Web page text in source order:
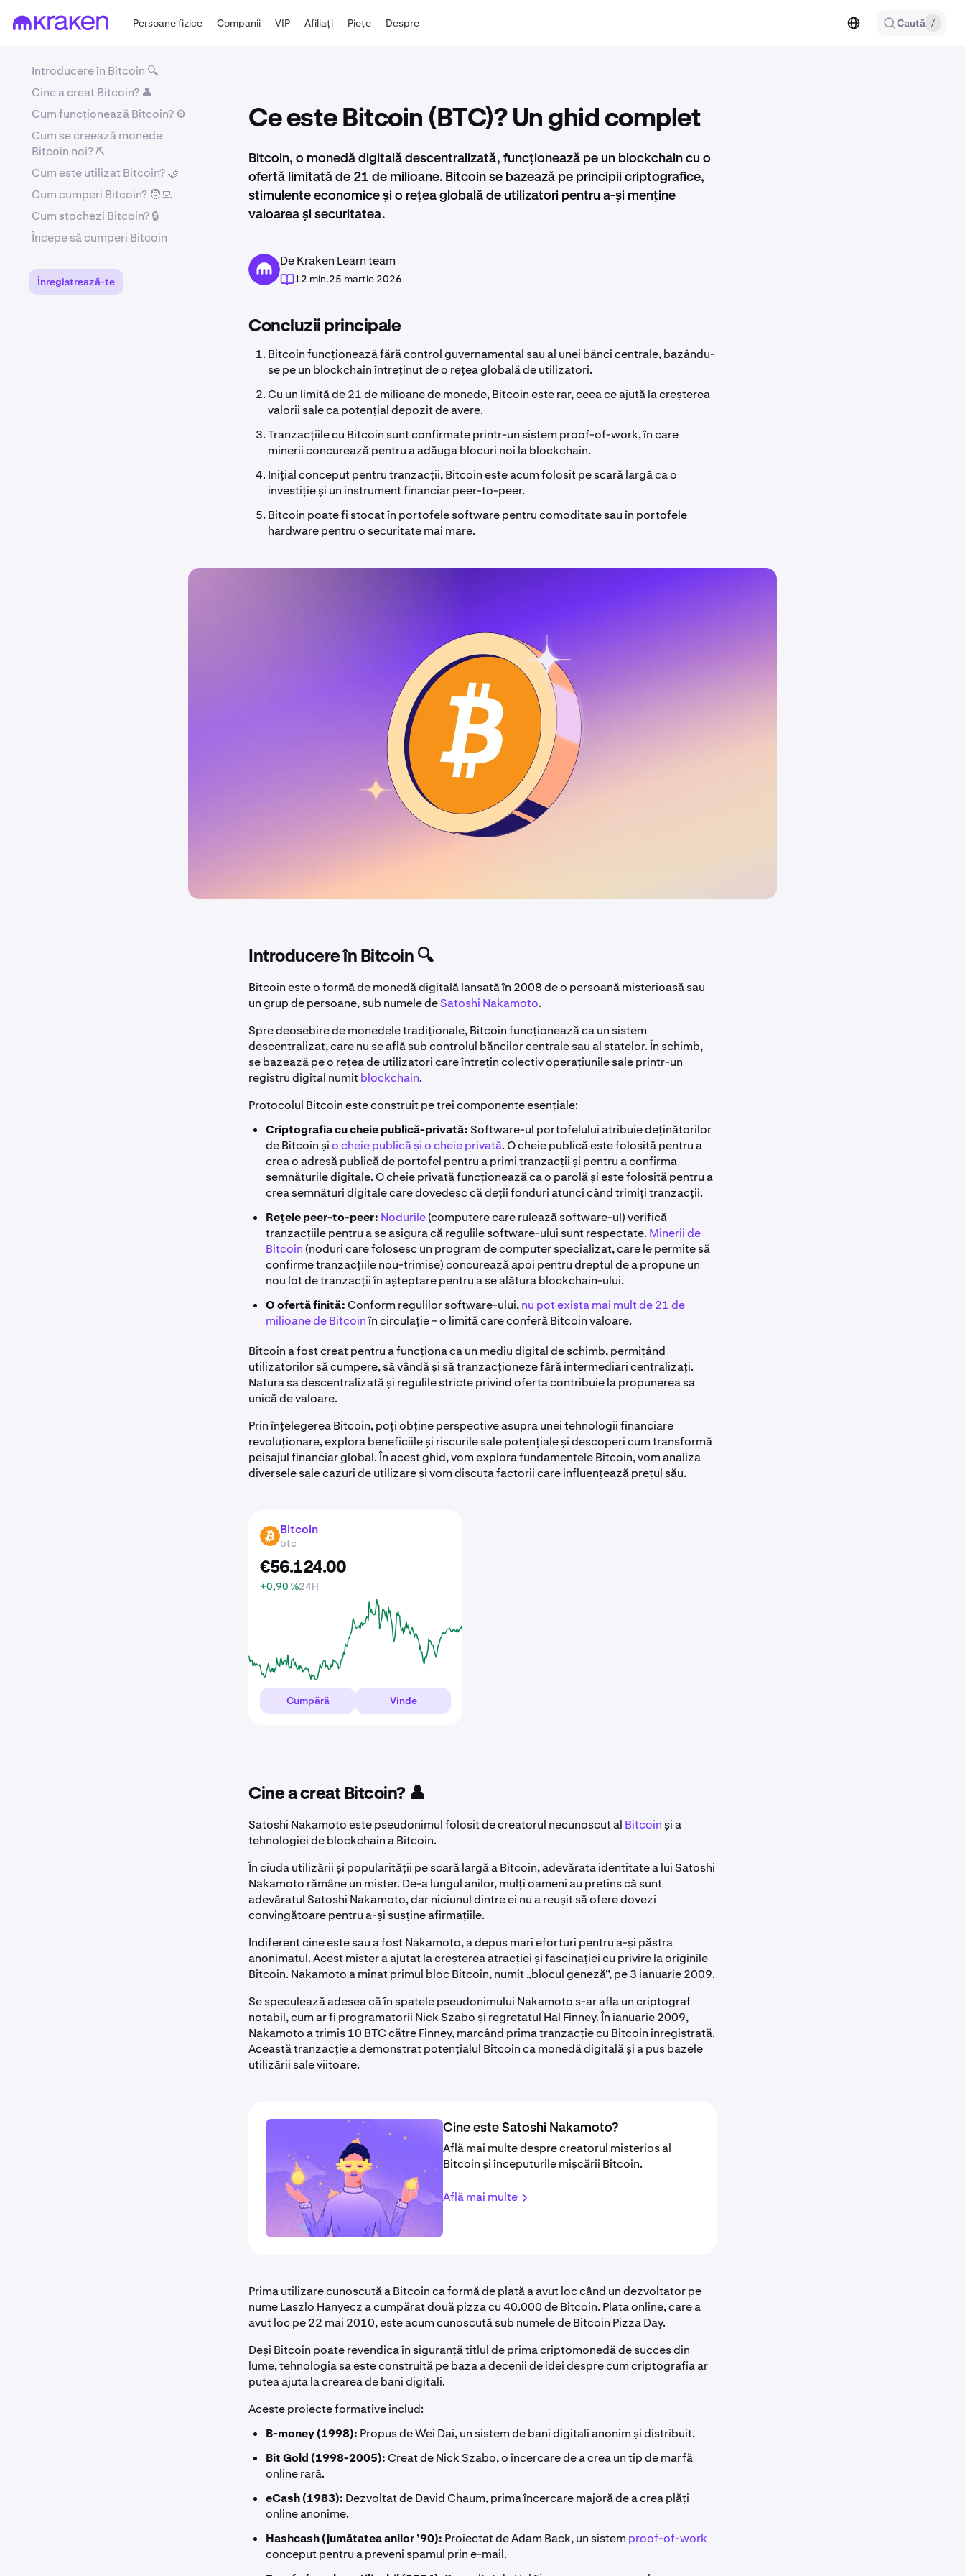
Persoane fizice Companii VIP Afiliați Piețe Despre Caută /
Ce este Bitcoin (BTC)? Un ghid complet
Bitcoin, o monedă digitală descentralizată, funcționează pe un blockchain cu o
ofertă limitată de 21 de milioane. Bitcoin se bazează pe principii criptografice,
stimulente economice și o rețea globală de utilizatori pentru a-și menține
valoarea și securitatea.
De Kraken Learn team
12 min.25 martie 2026
Concluzii principale
Bitcoin funcționează fără control guvernamental sau al unei bănci centrale, bazându-
se pe un blockchain întreținut de o rețea globală de utilizatori.
Cu un limită de 21 de milioane de monede, Bitcoin este rar, ceea ce ajută la creșterea
valorii sale ca potențial depozit de avere.
Tranzacțiile cu Bitcoin sunt confirmate printr-un sistem proof-of-work, în care
minerii concurează pentru a adăuga blocuri noi la blockchain.
Inițial conceput pentru tranzacții, Bitcoin este acum folosit pe scară largă ca o
investiție și un instrument financiar peer-to-peer.
Bitcoin poate fi stocat în portofele software pentru comoditate sau în portofele
hardware pentru o securitate mai mare.
Introducere în Bitcoin 🔍
Bitcoin este o formă de monedă digitală lansată în 2008 de o persoană misterioasă sau
un grup de persoane, sub numele deSatoshi Nakamoto.
Spre deosebire de monedele tradiționale, Bitcoin funcționează ca un sistem
descentralizat, care nu se află sub controlul băncilor centrale sau al statelor. În schimb,
se bazează pe o rețea de utilizatori care întrețin colectiv operațiunile sale printr-un
registru digital numitblockchain.
Protocolul Bitcoin este construit pe trei componente esențiale:
Criptografia cu cheie publică-privată:Software-ul portofelului atribuie deținătorilor
de Bitcoin șio cheie publică și o cheie privată. O cheie publică este folosită pentru a
crea o adresă publică de portofel pentru a primi tranzacții și pentru a confirma
semnăturile digitale. O cheie privată funcționează ca o parolă și este folosită pentru a
crea semnături digitale care dovedesc că deții fonduri atunci când trimiți tranzacții.
Rețele peer-to-peer: Nodurile(computere care rulează software-ul) verifică
tranzacțiile pentru a se asigura că regulile software-ului sunt respectate. Minerii de
Bitcoin (noduri care folosesc un program de computer specializat, care le permite să
confirme tranzacțiile nou-trimise) concurează apoi pentru dreptul de a propune un
nou lot de tranzacții în așteptare pentru a se alătura blockchain-ului.
O ofertă finită:Conform regulilor software-ului,nu pot exista mai mult de 21 de
milioane de Bitcoinîn circulație – o limită care conferă Bitcoin valoare.
Bitcoin a fost creat pentru a funcționa ca un mediu digital de schimb, permițând
utilizatorilor să cumpere, să vândă și să tranzacționeze fără intermediari centralizați.
Natura sa descentralizată și regulile stricte privind oferta contribuie la propunerea sa
unică de valoare.
Prin înțelegerea Bitcoin, poți obține perspective asupra unei tehnologii financiare
revoluționare, explora beneficiile și riscurile sale potențiale și descoperi cum transformă
peisajul financiar global. În acest ghid, vom explora fundamentele Bitcoin, vom analiza
diversele sale cazuri de utilizare și vom discuta factorii care influențează prețul său.
BTC Bitcoin
btc
€56.124.00
+0,90 %24H
Cumpără Vinde
Cine a creat Bitcoin? 👤
Satoshi Nakamoto este pseudonimul folosit de creatorul necunoscut al Bitcoin și a
tehnologiei de blockchain a Bitcoin.
În ciuda utilizării și popularității pe scară largă a Bitcoin, adevărata identitate a lui Satoshi
Nakamoto rămâne un mister. De-a lungul anilor, mulți oameni au pretins că sunt
adevăratul Satoshi Nakamoto, dar niciunul dintre ei nu a reușit să ofere dovezi
convingătoare pentru a-și susține afirmațiile.
Indiferent cine este sau a fost Nakamoto, a depus mari eforturi pentru a-și păstra
anonimatul. Acest mister a ajutat la creșterea atracției și fascinației cu privire la originile
Bitcoin. Nakamoto a minat primul bloc Bitcoin, numit „blocul geneză”, pe 3 ianuarie 2009.
Se speculează adesea că în spatele pseudonimului Nakamoto s-ar afla un criptograf
notabil, cum ar fi programatorii Nick Szabo și regretatul Hal Finney. În ianuarie 2009,
Nakamoto a trimis 10 BTC către Finney, marcând prima tranzacție cu Bitcoin înregistrată.
Această tranzacție a demonstrat potențialul Bitcoin ca monedă digitală și a pus bazele
utilizării sale viitoare.
Cine este Satoshi Nakamoto?
Află mai multe despre creatorul misterios al
Bitcoin și începuturile mișcării Bitcoin.
Află mai multe
Prima utilizare cunoscută a Bitcoin ca formă de plată a avut loc când un dezvoltator pe
nume Laszlo Hanyecz a cumpărat două pizza cu 40.000 de Bitcoin. Plata online, care a
avut loc pe 22 mai 2010, este acum cunoscută sub numele de Bitcoin Pizza Day.
Deși Bitcoin poate revendica în siguranță titlul de prima criptomonedă de succes din
lume, tehnologia sa este construită pe baza a decenii de idei despre cum criptografia ar
putea ajuta la crearea de bani digitali.
Aceste proiecte formative includ:
B-money (1998): Propus de Wei Dai, un sistem de bani digitali anonim și distribuit.
Bit Gold (1998-2005):Creat de Nick Szabo, o încercare de a crea un tip de marfă
online rară.
eCash (1983): Dezvoltat de David Chaum, prima încercare majoră de a crea plăți
online anonime.
Hashcash (jumătatea anilor ’90): Proiectat de Adam Back, un sistem proof-of-work
conceput pentru a preveni spamul prin e-mail.
Introducere în Bitcoin 🔍
Cine a creat Bitcoin? 👤
Cum funcționează Bitcoin? ⚙️
Cum se creează monede
Bitcoin noi? ⛏️
Cum este utilizat Bitcoin? 🤝
Cum cumperi Bitcoin? 🧑‍💻
Cum stochezi Bitcoin? 🔒
Începe să cumperi Bitcoin
Înregistrează-te